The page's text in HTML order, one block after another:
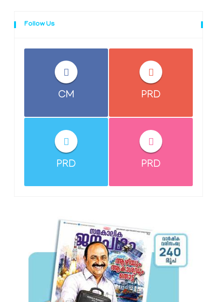
Follow Us
CM PRD
PRD PRD